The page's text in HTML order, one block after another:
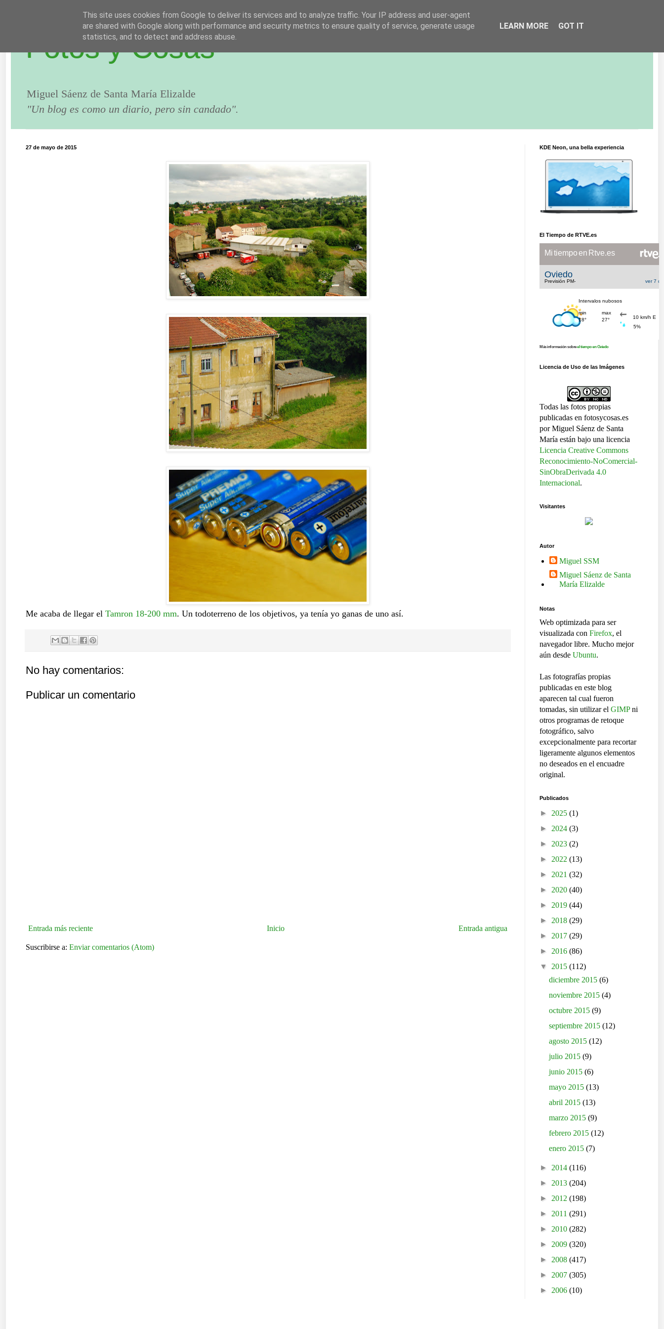
Fotos y Cosas
Miguel Sáenz de Santa María Elizalde
"Un blog es como un diario, pero sin candado".
27 de mayo de 2015
Me acaba de llegar el Tamron 18-200 mm. Un todoterreno de los objetivos, ya tenía yo ganas de uno así.
No hay comentarios:
Publicar un comentario
Entrada más reciente Entrada antigua
Inicio
Suscribirse a: Enviar comentarios (Atom)
KDE Neon, una bella experiencia
El Tiempo de RTVE.es
Más información sobreel tiempo en Oviedo
Licencia de Uso de las Imágenes
Todas las fotos propias
publicadas en fotosycosas.es
por Miguel Sáenz de Santa
María están bajo una licencia
Licencia Creative Commons
Reconocimiento-NoComercial-
SinObraDerivada 4.0
Internacional.
Visitantes
Autor
Miguel SSM
Miguel Sáenz de Santa
María Elizalde
Notas
Web optimizada para ser
visualizada con Firefox, el
navegador libre. Mucho mejor
aún desde Ubuntu.
Las fotografías propias
publicadas en este blog
aparecen tal cual fueron
tomadas, sin utilizar el GIMPni
otros programas de retoque
fotográfico, salvo
excepcionalmente para recortar
ligeramente algunos elementos
no deseados en el encuadre
original.
Publicados
► 2025 (1)
► 2024 (3)
► 2023 (2)
► 2022 (13)
► 2021 (32)
► 2020 (40)
► 2019 (44)
► 2018 (29)
► 2017 (29)
► 2016 (86)
▼ 2015 (112)
diciembre 2015(6)
noviembre 2015(4)
octubre 2015(9)
septiembre 2015(12)
agosto 2015(12)
julio 2015(9)
junio 2015(6)
mayo 2015(13)
abril 2015(13)
marzo 2015(9)
febrero 2015(12)
enero 2015(7)
► 2014 (116)
► 2013 (204)
► 2012 (198)
► 2011 (291)
► 2010 (282)
► 2009 (320)
► 2008 (417)
► 2007 (305)
► 2006 (10)
This site uses cookies from Google to deliver its services and to analyze traffic. Your IP address and user-agent
are shared with Google along with performance and security metrics to ensure quality of service, generate usage
statistics, and to detect and address abuse.
LEARN MORE GOT IT